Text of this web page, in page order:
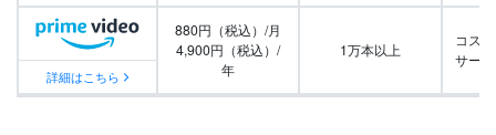
詳細はこちら
880円（税込）/月
4,900円（税込）/
年
1万本以上
コス
サー